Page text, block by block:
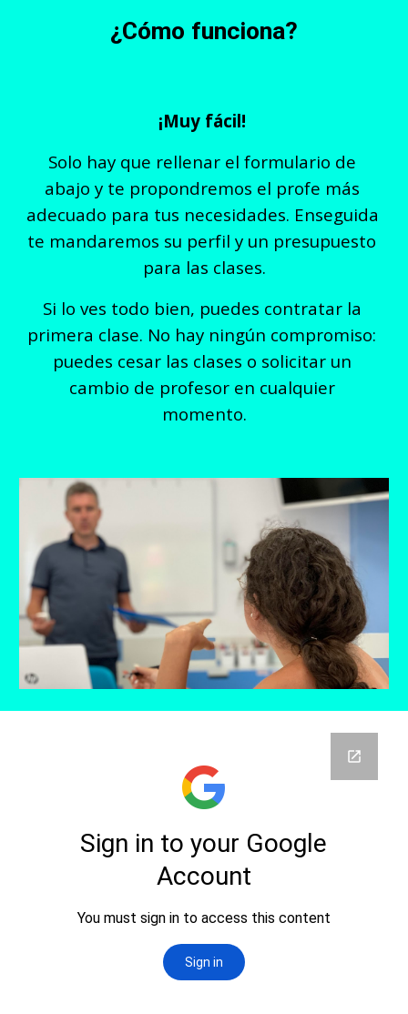
¿Cómo funciona?
¡Muy fácil!
Solo hay que rellenar el formulario de
abajo y te propondremos el profe más
adecuado para tus necesidades. Enseguida
te mandaremos su perfil y un presupuesto
para las clases.
Si lo ves todo bien, puedes contratar la
primera clase. No hay ningún compromiso:
puedes cesar las clases o solicitar un
cambio de profesor en cualquier
momento.